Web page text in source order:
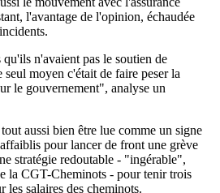
l'avantage de l'opinion, échaudée
n'avaient pas le soutien de
moyen c'était de faire peser la
le gouvernement", analyse un
aussi bien être lue comme un signe
pour lancer de front une grève
stratégie redoutable - "ingérable",
la CGT-Cheminots - pour tenir trois
salaires des cheminots.